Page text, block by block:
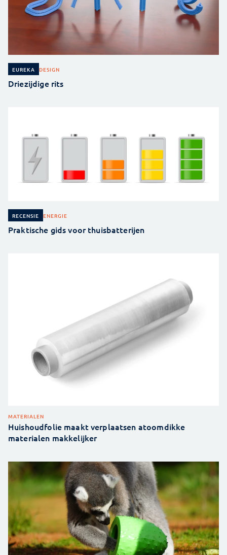
EUREKA DESIGN
Driezijdige rits
RECENSIE ENERGIE
Praktische gids voor thuisbatterijen
MATERIALEN
Huishoudfolie maakt verplaatsen atoomdikke
materialen makkelijker